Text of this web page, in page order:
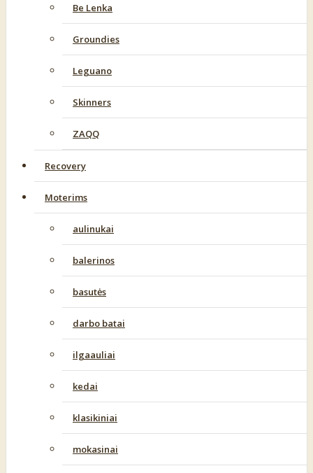
Be Lenka
Groundies
Leguano
Skinners
ZAQQ
Recovery
Moterims
aulinukai
balerinos
basutės
darbo batai
ilgaauliai
kedai
klasikiniai
mokasinai